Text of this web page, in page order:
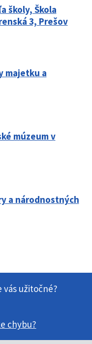
školy, Škola
3, Prešov
majetku a
múzeum v
a národnostných
užitočné?
chybu?